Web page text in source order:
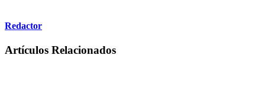
Redactor
Artículos Relacionados